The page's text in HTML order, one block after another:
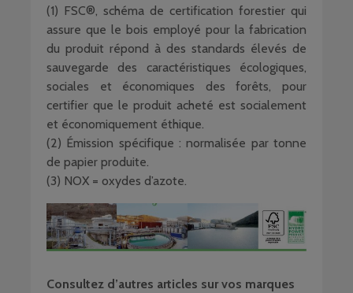
(1) FSC®, schéma de certification forestier qui
assure que le bois employé pour la fabrication
du produit répond à des standards élevés de
sauvegarde des caractéristiques écologiques,
sociales et économiques des forêts, pour
certifier que le produit acheté est socialement
et économiquement éthique.
(2) Émission spécifique : normalisée par tonne
de papier produite.
(3) NOX = oxydes d’azote.
Consultez d’autres articles sur vos marques